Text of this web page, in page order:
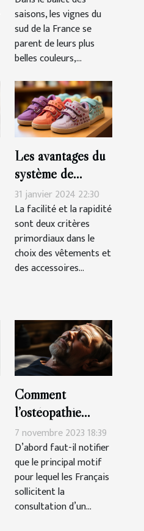
saisons, les vignes du
sud de la France se
parent de leurs plus
belles couleurs,...
Les avantages du
système de
fermeture à
scratch pour les
chaussures des
filles
31 janvier 2024 22:30
La facilité et la rapidité
sont deux critères
primordiaux dans le
choix des vêtements et
des accessoires...
Comment
l’ostéopathie
peut-il soulager
les douleurs du
corps ?
7 novembre 2023 18:39
D’abord faut-il notifier
que le principal motif
pour lequel les Français
sollicitent la
consultation d’un...